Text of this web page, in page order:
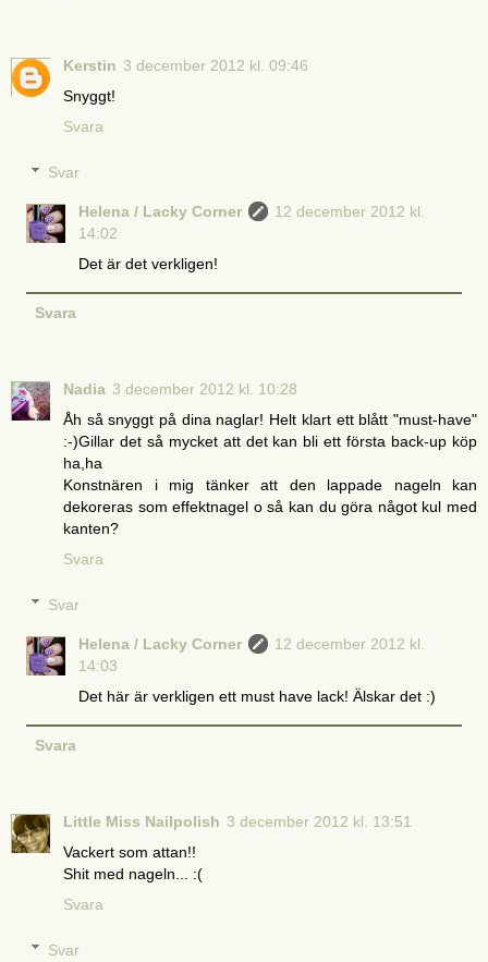
Kerstin 3 december 2012 kl. 09:46
Snyggt!
Svara
Svar
Helena / Lacky Corner
12 december 2012 kl.
14:02
Det är det verkligen!
Svara
Nadia 3 december 2012 kl. 10:28
Åh så snyggt på dina naglar! Helt klart ett blått "must-have"
:-)Gillar det så mycket att det kan bli ett första back-up köp
ha,ha
Konstnären i mig tänker att den lappade nageln kan
dekoreras som effektnagel o så kan du göra något kul med
kanten?
Svara
Svar
Helena / Lacky Corner
12 december 2012 kl.
14:03
Det här är verkligen ett must have lack! Älskar det :)
Svara
Little Miss Nailpolish 3 december 2012 kl. 13:51
Vackert som attan!!
Shit med nageln... :(
Svara
Svar